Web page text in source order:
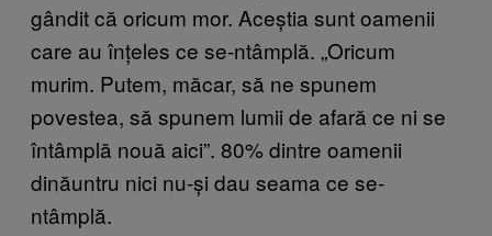
gândit că oricum mor. Aceștia sunt oamenii
care au înțeles ce se-ntâmplă. „Oricum
murim. Putem, măcar, să ne spunem
povestea, să spunem lumii de afară ce ni se
întâmplă nouă aici”. 80% dintre oamenii
dinăuntru nici nu-și dau seama ce se-
ntâmplă.